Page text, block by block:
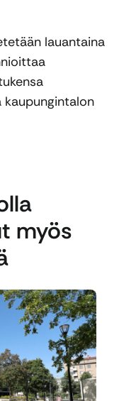
lauantaina
kaupungintalon
myös